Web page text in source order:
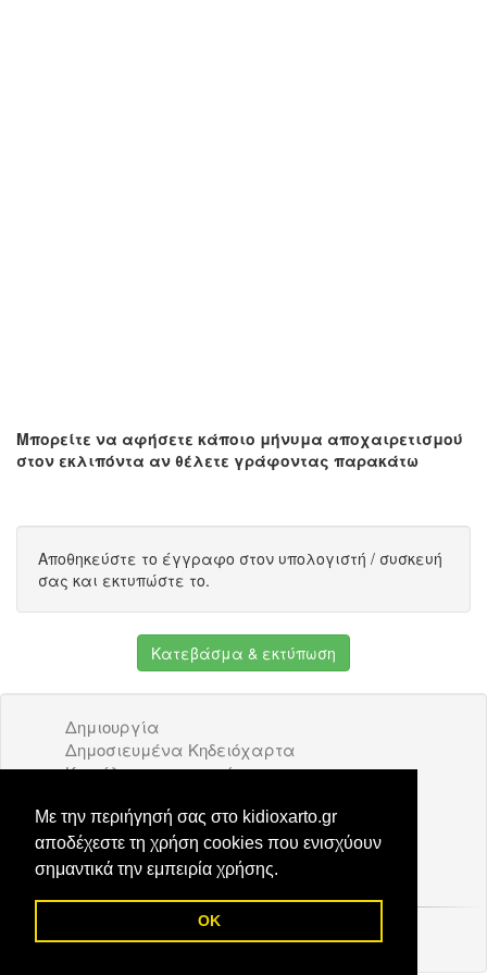
Με την περιήγησή σας στο kidioxarto.gr
αποδέχεστε τη χρήση cookies που ενισχύουν
σημαντικά την εμπειρία χρήσης.
OK
ΕναΕτήσιο Μνημόσυνο
δημιουργήθηκε στην
πριν από 16
ώρες
Μπορείτε να αφήσετε κάποιο μήνυμα αποχαιρετισμού
στον εκλιπόντα αν θέλετε γράφοντας παρακάτω
Αποθηκεύστε το έγγραφο στον υπολογιστή / συσκευή
σας και εκτυπώστε το.
Κατεβάσμα & εκτύπωση
Δημιουργία
Δημοσιευμένα Κηδειόχαρτα
Κατάλογος επιχειρήσεων
Διαφήμιση
Επικοινωνία
© 2026 Kidioxarto.gr /Επικοινωνία